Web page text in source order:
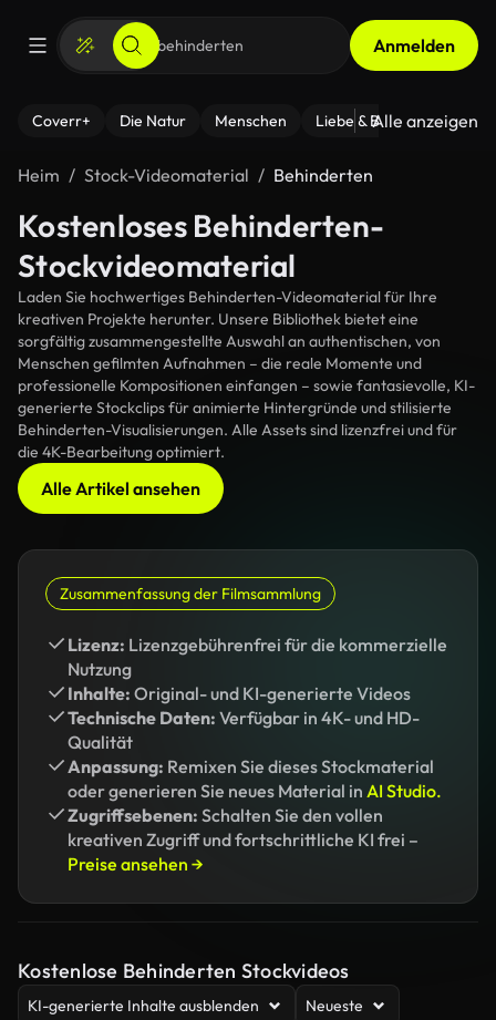
Anmelden
Coverr+ Die Natur Menschen Liebe & Beziehungen
Alle anzeigen
Heim Stock-Videomaterial Behinderten
Kostenloses Behinderten-
Stockvideomaterial
Laden Sie hochwertiges Behinderten-Videomaterial für Ihre
kreativen Projekte herunter. Unsere Bibliothek bietet eine
sorgfältig zusammengestellte Auswahl an authentischen, von
Menschen gefilmten Aufnahmen – die reale Momente und
professionelle Kompositionen einfangen – sowie fantasievolle, KI-
generierte Stockclips für animierte Hintergründe und stilisierte
Behinderten-Visualisierungen. Alle Assets sind lizenzfrei und für
die 4K-Bearbeitung optimiert.
Alle Artikel ansehen
Zusammenfassung der Filmsammlung
Lizenz: Lizenzgebührenfrei für die kommerzielle
Nutzung
Inhalte: Original- und KI-generierte Videos
Technische Daten: Verfügbar in 4K- und HD-
Qualität
Anpassung: Remixen Sie dieses Stockmaterial
oder generieren Sie neues Material in AI Studio.
Zugriffsebenen: Schalten Sie den vollen
kreativen Zugriff und fortschrittliche KI frei –
Preise ansehen →
Kostenlose Behinderten Stockvideos
KI-generierte Inhalte ausblenden Neueste